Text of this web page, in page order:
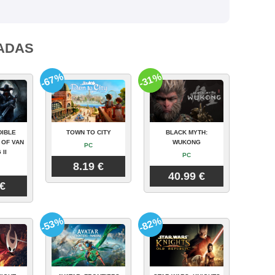
VAN
TOWN TO CITY
PC
8.19 €
-67%
BLACK MYTH:
WUKONG
PC
40.99 €
-31%
-53% -82%